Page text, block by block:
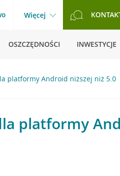
Więcej
OSZCZĘDNOŚCI INWESTYCJE
platformy Android niższej niż 5.0
platformy